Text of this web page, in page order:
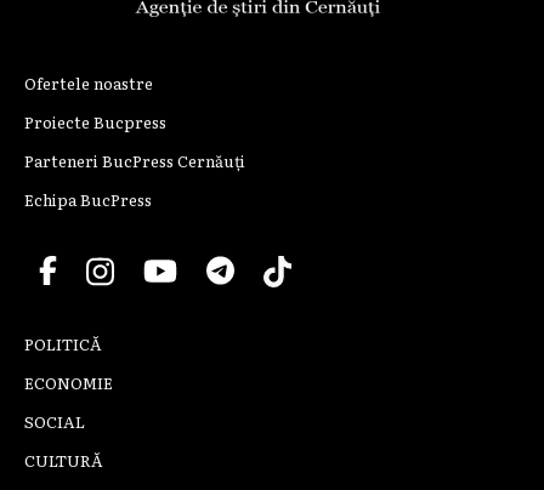
Ofertele noastre
Proiecte Bucpress
Parteneri BucPress Cernăuți
Echipa BucPress
POLITICĂ
ECONOMIE
SOCIAL
CULTURĂ